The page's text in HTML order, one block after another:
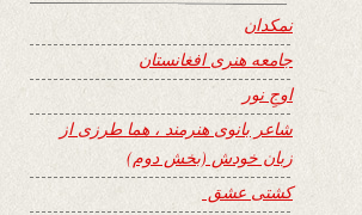
نمکدان
جامعه هنری افغانستان
اوجِ نور
شاعر بانوی هنرمند ، هما طرزی از
زبان خودش (بخش دوم)
کشتی عشق